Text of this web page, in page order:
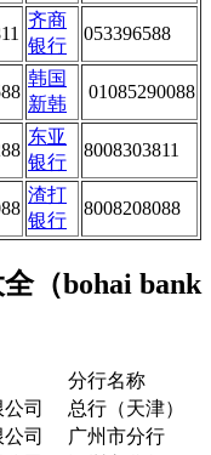
齐商
银行
053396588
韩国
新韩
01085290088
东亚
银行
8008303811
渣打
银行
8008208088
（bohai bank
分行名称
司
总行（天津）
司
广州市分行